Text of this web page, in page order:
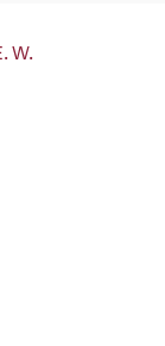
W.